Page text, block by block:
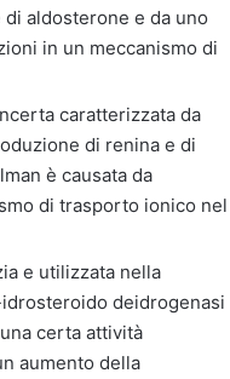
aldosterone e da uno
in un meccanismo di
caratterizzata da
di renina e di
è causata da
di trasporto ionico nel
e utilizzata nella
idrosteroido deidrogenasi
certa attività
aumento della